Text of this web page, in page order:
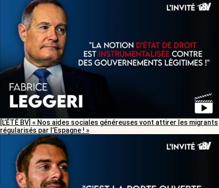
[L’ÉTÉ BV] « Nos aides sociales généreuses vont attirer les migrants
régularisés par l’Espagne ! »